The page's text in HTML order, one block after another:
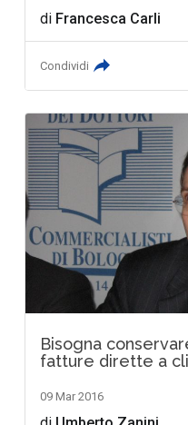
di Francesca Carli
Condividi
Bisogna
fatture dirette a
09 Mar 2016